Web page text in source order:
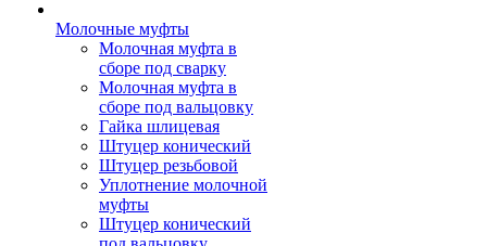
Молочные муфты
Молочная муфта в
сборе под сварку
Молочная муфта в
сборе под вальцовку
Гайка шлицевая
Штуцер конический
Штуцер резьбовой
Уплотнение молочной
муфты
Штуцер конический